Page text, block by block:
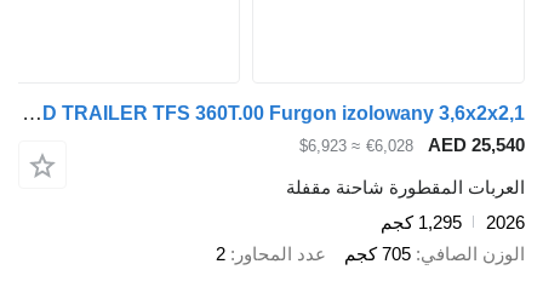
Tomplan INSULATED TRAILER TFS 360T.00 Furgon izolowany 3,6x2x2,1
AED 25,540
€6,028
≈ $6,923
العربات المقطورة شاحنة مقفلة
2026
1,295 كجم
الوزن الصافي 705 كجم عدد المحاور 2